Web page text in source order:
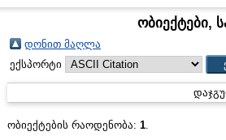
ობიექტები,
დონით მაღლა
ექსპორტი
ობიექტების რაოდენობა: 1.